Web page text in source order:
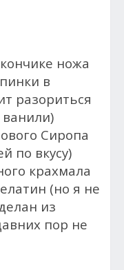
ножа
в
разориться
Сиропа
по вкусу)
крахмала
(но я не
из
пор не